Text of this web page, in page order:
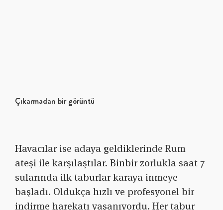
Çıkarmadan bir görüntü
Havacılar ise adaya geldiklerinde Rum
ateşi ile karşılaştılar. Binbir zorlukla saat 7
sularında ilk taburlar karaya inmeye
başladı. Oldukça hızlı ve profesyonel bir
indirme harekatı yaşanıyordu. Her tabur